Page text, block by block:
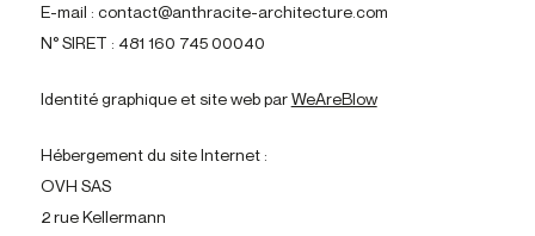
E-mail : contact@anthracite-architecture.com
N° SIRET : 481 160 745 00040
Identité graphique et site web parWeAreBlow
Hébergement du site Internet :
OVH SAS
2 rue Kellermann